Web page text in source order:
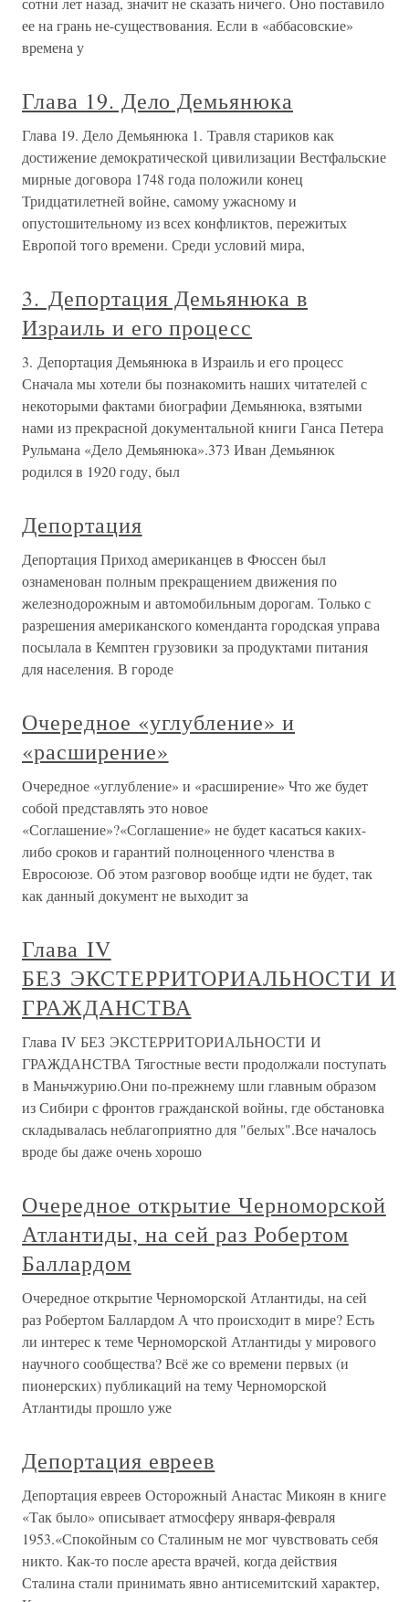
ее на грань не-существования. Если в «аббасовские»
времена у
Глава 19. Дело Демьянюка
Глава 19. Дело Демьянюка 1. Травля стариков как
достижение демократической цивилизации Вестфальские
мирные договора 1748 года положили конец
Тридцатилетней войне, самому ужасному и
опустошительному из всех конфликтов, пережитых
Европой того времени. Среди условий мира,
3. Депортация Демьянюка в
Израиль и его процесс
3. Депортация Демьянюка в Израиль и его процесс
Сначала мы хотели бы познакомить наших читателей с
некоторыми фактами биографии Демьянюка, взятыми
нами из прекрасной документальной книги Ганса Петера
Рульмана «Дело Демьянюка».373 Иван Демьянюк
родился в 1920 году, был
Депортация
Депортация Приход американцев в Фюссен был
ознаменован полным прекращением движения по
железнодорожным и автомобильным дорогам. Только с
разрешения американского коменданта городская управа
посылала в Кемптен грузовики за продуктами питания
для населения. В городе
Очередное «углубление» и
«расширение»
Очередное «углубление» и «расширение» Что же будет
собой представлять это новое
«Соглашение»?«Соглашение» не будет касаться каких-
либо сроков и гарантий полноценного членства в
Евросоюзе. Об этом разговор вообще идти не будет, так
как данный документ не выходит за
Глава IV
БЕЗ ЭКСТЕРРИТОРИАЛЬНОСТИ И
ГРАЖДАНСТВА
Глава IV БЕЗ ЭКСТЕРРИТОРИАЛЬНОСТИ И
ГРАЖДАНСТВА Тягостные вести продолжали поступать
в Маньчжурию.Они по-прежнему шли главным образом
из Сибири с фронтов гражданской войны, где обстановка
складывалась неблагоприятно для "белых".Все началось
вроде бы даже очень хорошо
Очередное открытие Черноморской
Атлантиды, на сей раз Робертом
Баллардом
Очередное открытие Черноморской Атлантиды, на сей
раз Робертом Баллардом А что происходит в мире? Есть
ли интерес к теме Черноморской Атлантиды у мирового
научного сообщества? Всё же со времени первых (и
пионерских) публикаций на тему Черноморской
Атлантиды прошло уже
Депортация евреев
Депортация евреев Осторожный Анастас Микоян в книге
«Так было» описывает атмосферу января-февраля
1953.«Спокойным со Сталиным не мог чувствовать себя
никто. Как-то после ареста врачей, когда действия
Сталина стали принимать явно антисемитский характер,